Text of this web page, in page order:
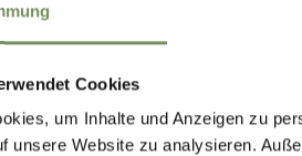
Cookies
um Inhalte und Anzeigen zu
unsere Website zu analysieren.
TANDEMFLÜGE FLY
Professional Tandem
Fliegen einfach verwirklichen.
T+39 334 2662424